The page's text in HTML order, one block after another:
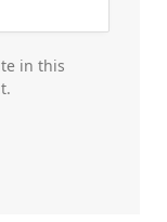
in this